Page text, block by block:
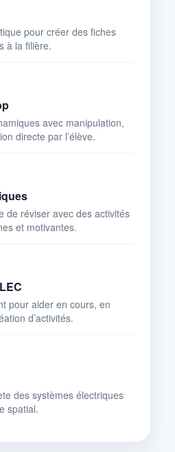
pour créer des fiches
à la filière.
avec manipulation,
directe par l’élève.
de réviser avec des activités
et motivantes.
pour aider en cours, en
d’activités.
des systèmes électriques
spatial.